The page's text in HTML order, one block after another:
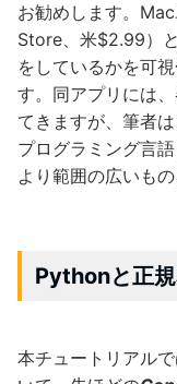
お勧めします。Mac
Store、米$2.99）
をしているかを可
す。同アプリには
てきますが、筆者
プログラミング言語
より範囲の広いもの
Pythonと正
本チュートリアル